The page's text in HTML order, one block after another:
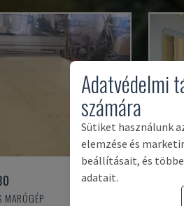
Adatvédelmi
számára
Sütiket használunk
elemzése és
beállításait, és
adatait.